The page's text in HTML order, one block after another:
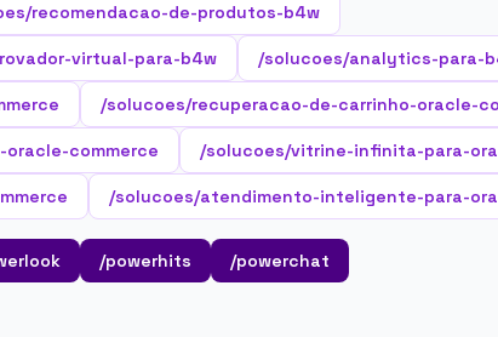
recomendacao-de-produtos-b4w
virtual-para-b4w /solucoes/analytics-para-
/solucoes/recuperacao-de-carrinho-oracle-
commerce /solucoes/vitrine-infinita-para-
/solucoes/atendimento-inteligente-para-
/powerhits /powerchat